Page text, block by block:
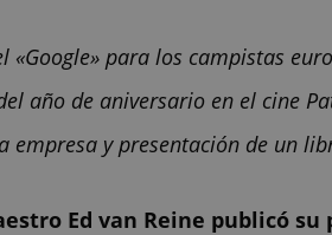
«Google» para los campistas
año de aniversario en el cine
y presentación de un
Ed van Reine publicó